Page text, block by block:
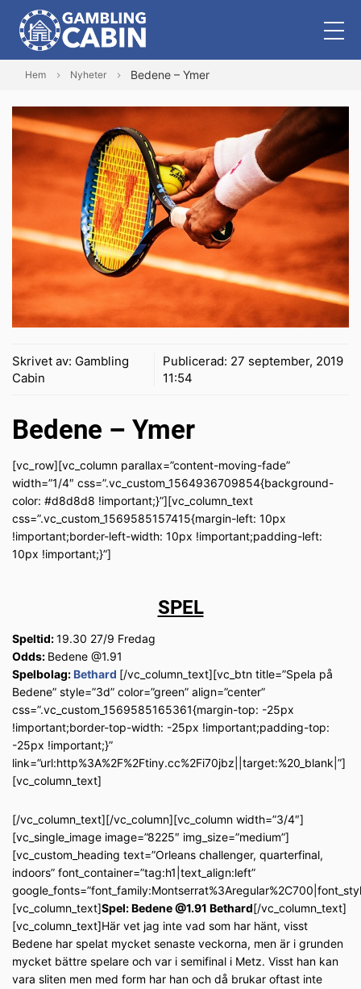
Hem Nyheter Bedene – Ymer
Skrivet av: Gambling
Cabin
Publicerad: 27 september, 2019
11:54
Bedene – Ymer
[vc_row][vc_column parallax=”content-moving-fade”
width=”1/4″ css=”.vc_custom_1564936709854{background-
color: #d8d8d8 !important;}”][vc_column_text
css=”.vc_custom_1569585157415{margin-left: 10px
!important;border-left-width: 10px !important;padding-left:
10px !important;}”]
SPEL
Speltid:19.30 27/9 Fredag
Odds: Bedene @1.91
Spelbolag:Bethard [/vc_column_text][vc_btn title=”Spela på
Bedene” style=”3d” color=”green” align=”center”
css=”.vc_custom_1569585165361{margin-top: -25px
!important;border-top-width: -25px !important;padding-top:
-25px !important;}”
link=”url:http%3A%2F%2Ftiny.cc%2Fi70jbz||target:%20_blank|”]
[vc_column_text]
[/vc_column_text][/vc_column][vc_column width=”3/4″]
[vc_single_image image=”8225″ img_size=”medium”]
[vc_custom_heading text=”Orleans challenger, quarterfinal,
indoors” font_container=”tag:h1|text_align:left”
[vc_column_text]Spel: Bedene @1.91 Bethard[/vc_column_text]
[vc_column_text]Här vet jag inte vad som har hänt, visst
Bedene har spelat mycket senaste veckorna, men är i grunden
mycket bättre spelare och var i semifinal i Metz. Visst han kan
vara sliten men med form har han och då brukar oftast inte